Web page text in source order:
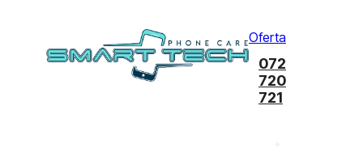
Oferta
072
720
721